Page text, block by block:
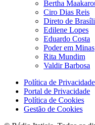
Bertha
Ciro Dias Reis
Direto de
Edilene Lopes
Eduardo Costa
Poder em Minas
Rita Mundim
Valdir Barbosa
Política de Privacidade
Portal de Privacidade
Política de Cookies
Gestão de Cookies